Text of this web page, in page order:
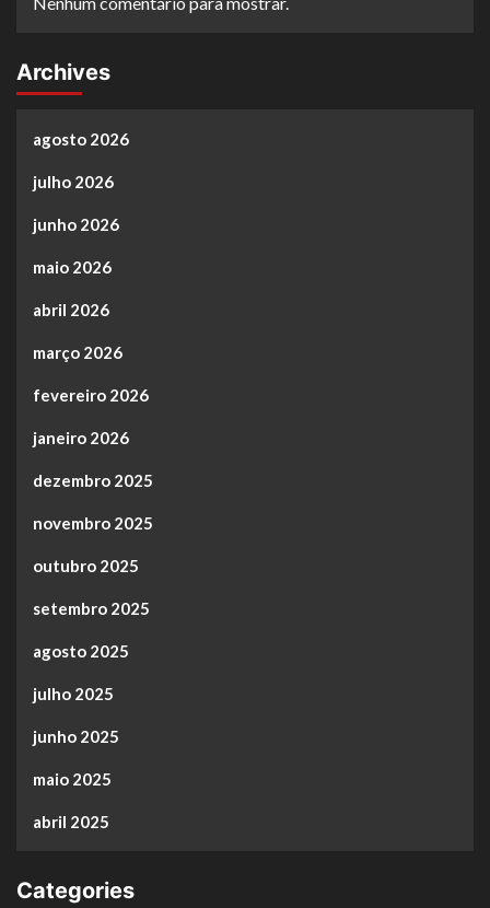
Archives
agosto 2026
julho 2026
junho 2026
maio 2026
abril 2026
março 2026
fevereiro 2026
janeiro 2026
dezembro 2025
novembro 2025
outubro 2025
setembro 2025
agosto 2025
julho 2025
junho 2025
maio 2025
abril 2025
Categories